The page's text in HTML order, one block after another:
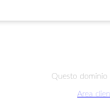
Questo dominio
Area